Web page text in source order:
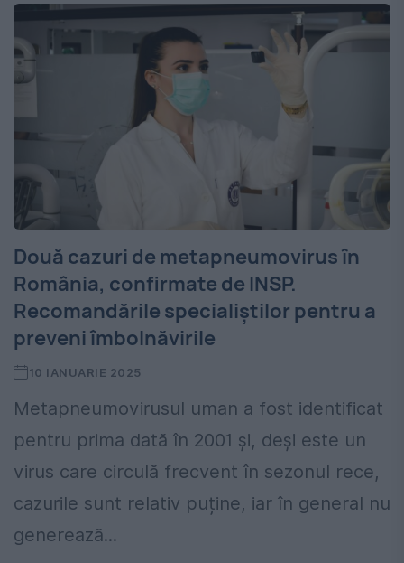
Două cazuri de metapneumovirus în
România, confirmate de INSP.
Recomandările specialiștilor pentru a
preveni îmbolnăvirile
10 IANUARIE 2025
Metapneumovirusul uman a fost identificat
pentru prima dată în 2001 și, deși este un
virus care circulă frecvent în sezonul rece,
cazurile sunt relativ puține, iar în general nu
generează...